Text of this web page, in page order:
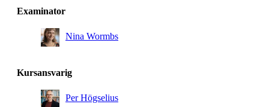
Civilingenjörsutbildning i energi och miljö, åk 3, MES,
Obligatorisk
Civilingenjörsutbildning i energi och miljö, åk 3, ELP,
Obligatorisk
Civilingenjörsutbildning i energi och miljö, åk 3, MHI,
Obligatorisk
Civilingenjörsutbildning i energi och miljö, åk 3,
Examinator
Nina Wormbs
Kursansvarig
Per Högselius